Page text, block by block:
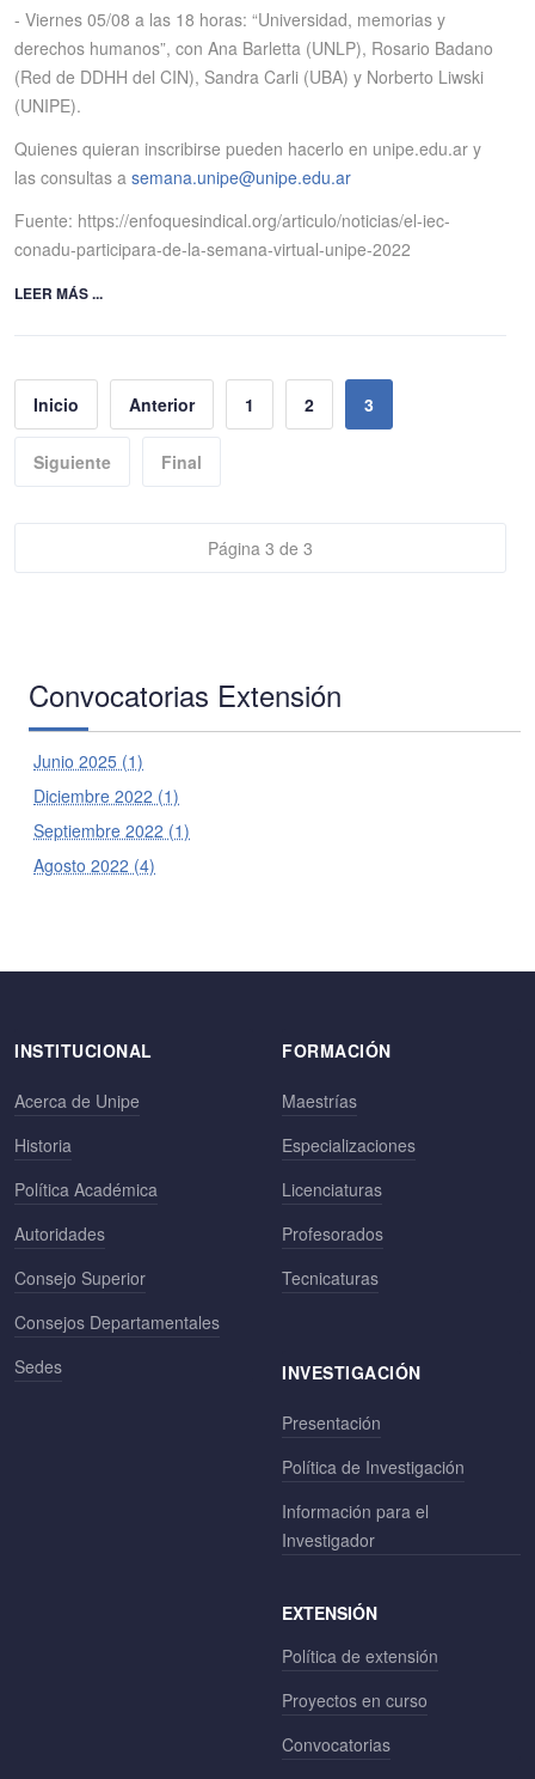
- Viernes 05/08 a las 18 horas: “Universidad, memorias y
derechos humanos”, con Ana Barletta (UNLP), Rosario Badano
(Red de DDHH del CIN), Sandra Carli (UBA) y Norberto Liwski
(UNIPE).
Quienes quieran inscribirse pueden hacerlo en unipe.edu.ar y
las consultas a semana.unipe@unipe.edu.ar
Fuente: https://enfoquesindical.org/articulo/noticias/el-iec-
conadu-participara-de-la-semana-virtual-unipe-2022
LEER MÁS ...
Inicio Anterior 1 2 3
Siguiente Final
Página 3 de 3
Convocatorias Extensión
Junio 2025 (1)
Diciembre 2022 (1)
Septiembre 2022 (1)
Agosto 2022 (4)
INSTITUCIONAL
Acerca de Unipe
Historia
Política Académica
Autoridades
Consejo Superior
Consejos Departamentales
Sedes
FORMACIÓN
Maestrías
Especializaciones
Licenciaturas
Profesorados
Tecnicaturas
INVESTIGACIÓN
Presentación
Política de Investigación
Información para el
Investigador
EXTENSIÓN
Política de extensión
Proyectos en curso
Convocatorias